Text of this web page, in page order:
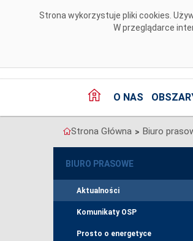
Strona wykorzystuje pliki cookies.
W przeglądarce
O NAS
Strona Główna > Biuro
BIURO PRASOWE
Aktualności
Komunikaty OSP
Prosto o energetyce